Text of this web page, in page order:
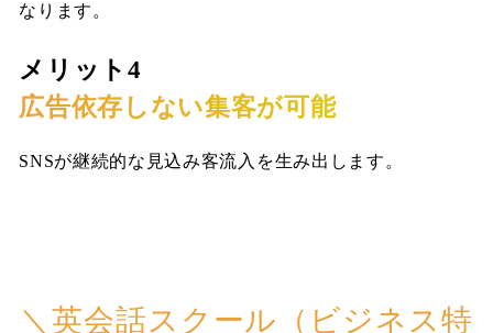
なります。
メリット4
広告依存しない集客が可能
SNSが継続的な見込み客流入を生み出します。
＼英会話スクール（ビジネス特